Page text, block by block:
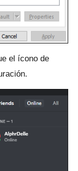
el ícono de